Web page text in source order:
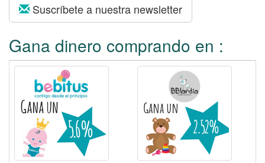
Suscríbete a nuestra newsletter
Gana dinero comprando en :